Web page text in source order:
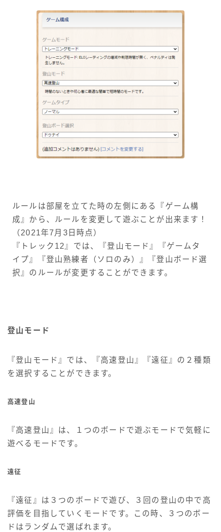
ルールは部屋を立てた時の左側にある『ゲーム構
成』から、ルールを変更して遊ぶことが出来ます！
（2021年7月3日時点）
『トレック12』では、『登山モード』『ゲームタ
イプ』『登山熟練者（ソロのみ）』『登山ボード選
択』のルールが変更することができます。
登山モード
『登山モード』では、『高速登山』『遠征』の２種類
を選択することができます。
高速登山
『高速登山』は、１つのボードで遊ぶモードで気軽に
遊べるモードです。
遠征
『遠征』は３つのボードで遊び、３回の登山の中で高
評価を目指していくモードです。この時、３つのボー
ドはランダムで選ばれます。